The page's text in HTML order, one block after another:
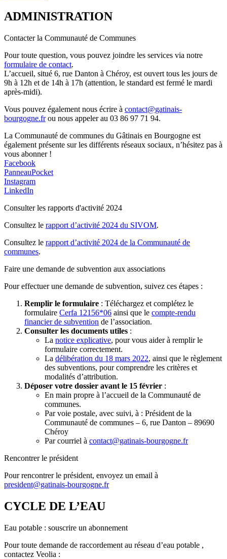
ADMINISTRATION
Contacter la Communauté de Communes
Pour toute question, vous pouvez joindre les services via notre
formulaire de contact.
L’accueil, situé 6, rue Danton à Chéroy, est ouvert tous les jours de
9h à 12h et de 14h à 17h (attention, le standard est fermé le mardi
après-midi).
Vous pouvez également nous écrire à contact@gatinais-
bourgogne.frou nous appeler au 03 86 97 71 94.
La Communauté de communes du Gâtinais en Bourgogne est
également présente sur les différents réseaux sociaux, n’hésitez pas à
vous abonner !
Facebook
PanneauPocket
Instagram
LinkedIn
Consulter les rapports d'activité 2024
Consultez le rapport d’activité 2024 du SIVOM.
Consultez le rapport d’activité 2024 de la Communauté de
communes.
Faire une demande de subvention aux associations
Pour effectuer une demande de subvention, suivez ces étapes :
Remplir le formulaire : Téléchargez et complétez le
formulaire Cerfa 12156*06 ainsi que le compte-rendu
financier de subvention de l’association.
Consulter les documents utiles :
La notice explicative, pour vous aider à remplir le
formulaire correctement.
La délibération du 18 mars 2022, ainsi que le règlement
des subventions, pour comprendre les critères et
modalités d’attribution.
Déposer votre dossier avant le 15 février :
En main propre à l’accueil de la Communauté de
communes.
Par voie postale, avec suivi, à : Président de la
Communauté de communes – 6, rue Danton – 89690
Chéroy
Par courriel à contact@gatinais-bourgogne.fr
Rencontrer le président
Pour rencontrer le président, envoyez un email à
president@gatinais-bourgogne.fr
CYCLE DE L’EAU
Eau potable : souscrire un abonnement
Pour toute demande de raccordement au réseau d’eau potable ,
contactez Veolia :